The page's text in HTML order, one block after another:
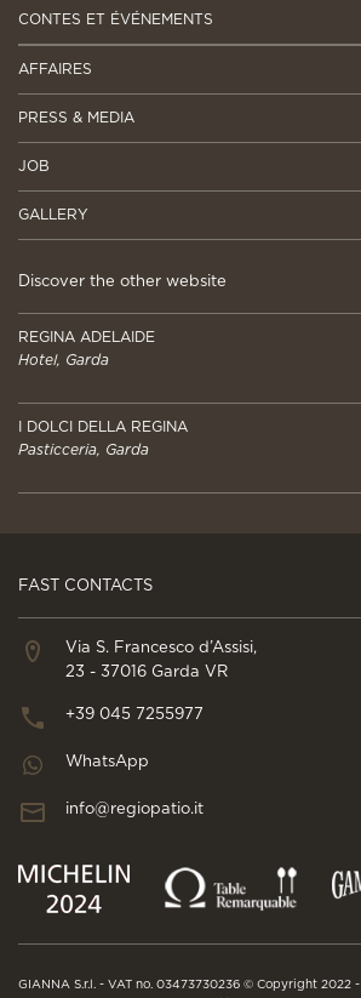
CONTES ET ÉVÉNEMENTS
AFFAIRES
PRESS & MEDIA
JOB
GALLERY
Discover the other website
REGINA ADELAIDE
Hotel, Garda
I DOLCI DELLA REGINA
Pasticceria, Garda
FAST CONTACTS
Via S. Francesco d’Assisi,
23 - 37016 Garda VR
+39 045 7255977
WhatsApp
info@regiopatio.it
GIANNA S.r.l. - VAT no. 03473730236 © Copyright 2022 -